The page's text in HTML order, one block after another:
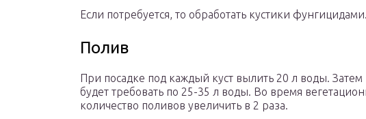
Если потребуется, то обработать кустики фунгицидами.
Полив
При посадке под каждый куст вылить 20 л воды.
будет требовать по 25-35 л воды. Во время
количество поливов увеличить в 2 раза.